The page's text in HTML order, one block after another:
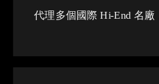
代理多個國際 Hi-End 名廠